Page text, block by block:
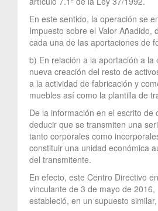
En este sentido, la operación se
Impuesto sobre el Valor Añadido,
cada una de las aportaciones de
b) En relación a la aportación a la
nueva creación del resto de
a la actividad de fabricación y
muebles así como la plantilla de
De la información en el escrito de
deducir que se transmiten una
tanto corporales como
constituir una unidad económica
del transmitente.
En efecto, este Centro Directivo
vinculante de 3 de mayo de
estableció, en un supuesto